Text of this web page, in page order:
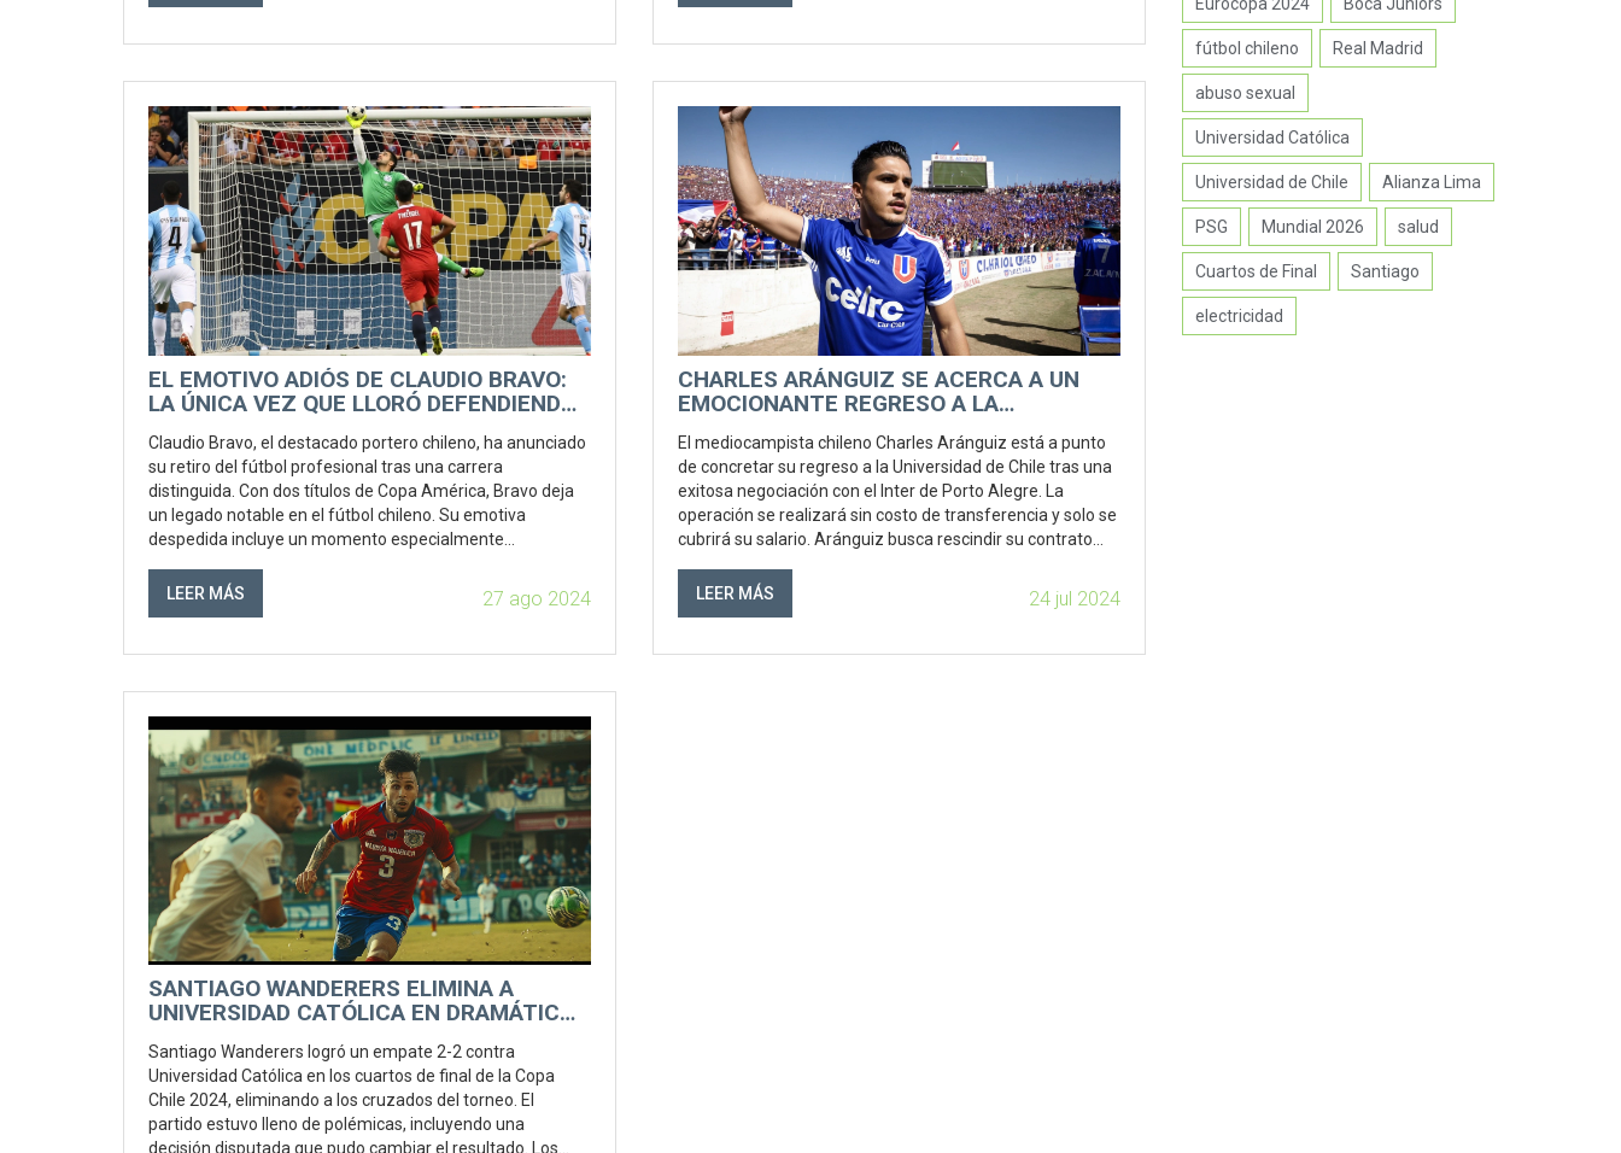
EL EMOTIVO ADIÓS DE CLAUDIO BRAVO:
LA ÚNICA VEZ QUE LLORÓ DEFENDIENDO
Claudio Bravo, el destacado portero chileno, ha anunciado
su retiro del fútbol profesional tras una carrera
distinguida. Con dos títulos de Copa América, Bravo deja
un legado notable en el fútbol chileno. Su emotiva
despedida incluye un momento especialmente
reflejando su profunda conexión emocional con el equipo.
LEER MÁS 27 ago 2024
CHARLES ARÁNGUIZ SE ACERCA A UN
EMOCIONANTE REGRESO A LA
El mediocampista chileno Charles Aránguiz está a punto
de concretar su regreso a la Universidad de Chile tras una
exitosa negociación con el Inter de Porto Alegre. La
operación se realizará sin costo de transferencia y solo se
cubrirá su salario. Aránguiz busca rescindir su contrato
LEER MÁS
24 jul 2024
SANTIAGO WANDERERS ELIMINA A
UNIVERSIDAD CATÓLICA EN DRAMÁTICO
Santiago Wanderers logró un empate 2-2 contra
Universidad Católica en los cuartos de final de la Copa
Chile 2024, eliminando a los cruzados del torneo. El
partido estuvo lleno de polémicas, incluyendo una
decisión disputada que pudo cambiar el resultado. Los
fútbol chileno Real Madrid
abuso sexual
Universidad Católica
Universidad de Chile Alianza Lima
PSG Mundial 2026 salud
Cuartos de Final Santiago
electricidad